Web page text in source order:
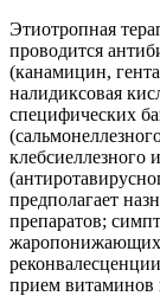
Этиотропная
проводится
(канамицин,
налидиксовая
специфических
клебсиеллезного
предполагает
препаратов;
прием витаминов